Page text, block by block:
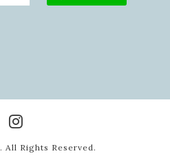
. All Rights Reserved.